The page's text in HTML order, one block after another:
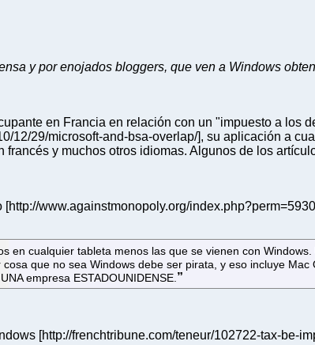
y por enojados bloggers, que ven a Windows
en Francia en relación con un "impuesto a los
12/29/microsoft-and-bsa-overlap/], su aplicación a
y muchos otros idiomas. Algunos de los
www.againstmonopoly.org/
en cualquier tableta menos las que se vienen con
que no sea Windows debe ser pirata, y eso incluye
empresa ESTADOUNIDENSE.
[http://frenchtribune.com/teneur/102722-tax-be-